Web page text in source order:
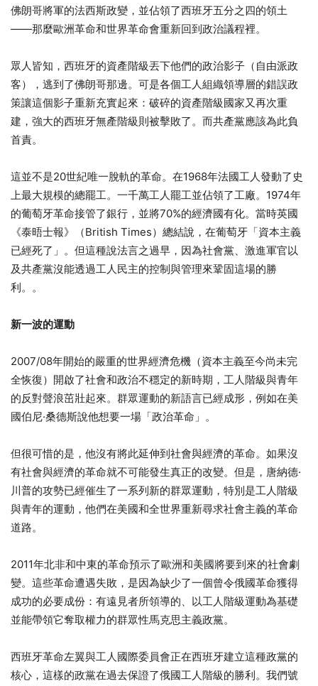
佛朗哥將軍的法西斯政變，並佔領了西班牙五分之四的領土
——那麼歐洲革命和世界革命會重新回到政治議程裡。
眾人皆知，西班牙的資產階級丟下他們的政治影子（自由派政
客），逃到了佛朗哥那邊。可是各個工人組織領導層的錯誤政
策讓這個影子重新充實起來：破碎的資產階級國家又再次重
建，強大的西班牙無產階級則被擊敗了。而共產黨應該為此負
首責。
這並不是20世紀唯一脫軌的革命。在1968年法國工人發動了史
上最大規模的總罷工。一千萬工人罷工並佔領了工廠。1974年
的葡萄牙革命接管了銀行，並將70%的經濟國有化。當時英國
《泰晤士報》（British Times）總結說，在葡萄牙「資本主義
已經死了」。但這種說法言之過早，因為社會黨、激進軍官以
及共產黨沒能透過工人民主的控制與管理來鞏固這場的勝
利。。
新一波的運動
2007/08年開始的嚴重的世界經濟危機（資本主義至今尚未完
全恢復）開啟了社會和政治不穩定的新時期，工人階級與青年
的反對聲浪茁壯起來。群眾運動的新語言已經成形，例如在美
國伯尼·桑德斯說他想要一場「政治革命」。
但很可惜的是，他沒有將此延伸到社會與經濟的革命。如果沒
有社會與經濟的革命就不可能發生真正的改變。但是，唐納德·
川普的攻勢已經催生了一系列新的群眾運動，特別是工人階級
與青年的運動，他們在美國和全世界重新尋求社會主義的革命
道路。
2011年北非和中東的革命預示了歐洲和美國將要到來的社會劇
變。這些革命遭遇失敗，是因為缺少了一個曾令俄國革命獲得
成功的必要成份：有遠見者所領導的、以工人階級運動為基礎
並能帶領它奪取權力的群眾性馬克思主義政黨。
西班牙革命左翼與工人國際委員會正在西班牙建立這種政黨的
核心，這樣的政黨在過去保證了俄國工人階級的勝利。我們號